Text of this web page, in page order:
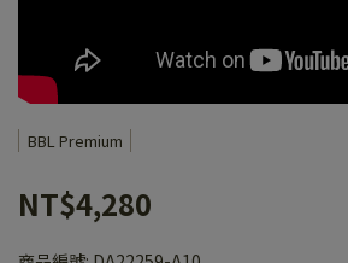
BBL Premium
NT$4,280